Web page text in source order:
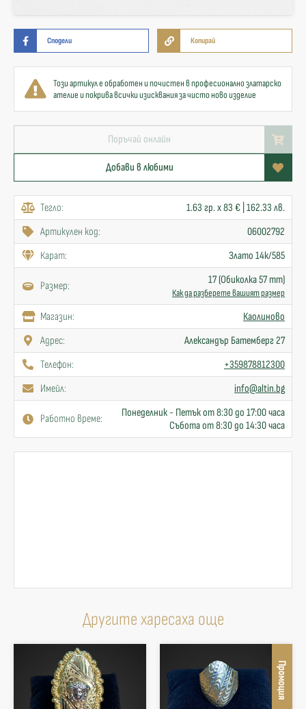
Сподели Копирай
Този артикул е обработен и почистен в професионално златарско
ателие и покрива всички изисквания за чисто ново изделие
Поръчай онлайн
Добави в любими
Тегло:
1.63 гр. x 83 € | 162.33 лв.
Артикулен код:
06002792
Карат:
Злато 14к/585
Размер: 17 (Обиколка 57 mm)
Как да разберете вашият размер
Mагазин:
Каолиново
Адрес:
Александър Батемберг 27
Телефон:
+359878812300
Имейл:
info@altin.bg
Работно време:
Понеделник - Петък от 8:30 до 17:00 часа
Събота от 8:30 до 14:30 часа
Другите харесаха още
Промоция